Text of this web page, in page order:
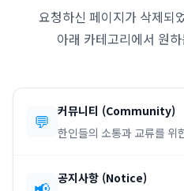
요청하신 페이지가 삭제되
아래 카테고리에서 원
💬 커뮤니티 (Community)
한인들의 소통과 교류를 위
공지사항 (Notice)